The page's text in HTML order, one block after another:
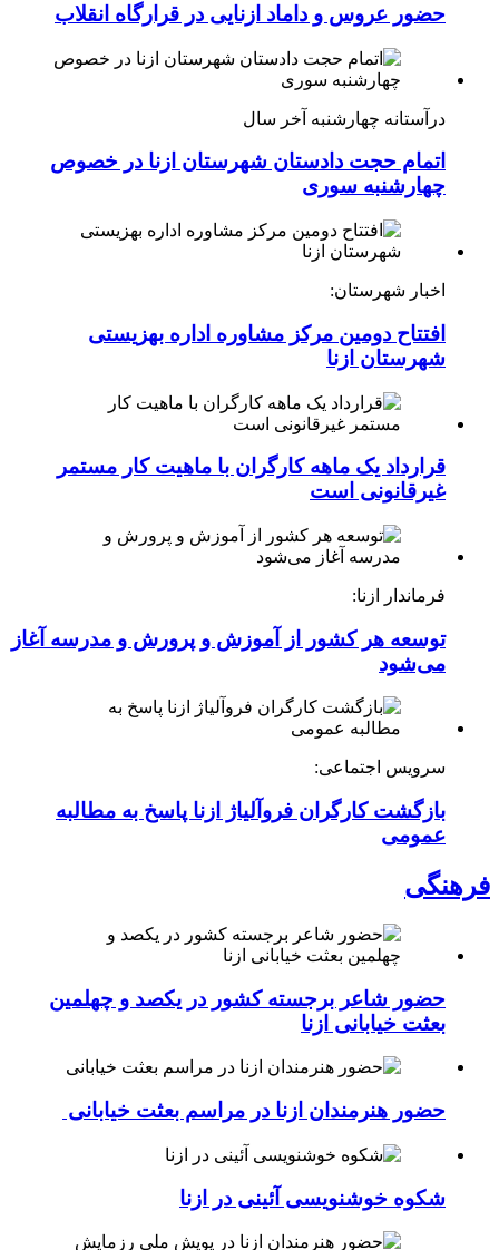
حضور عروس و داماد ازنایی در قرارگاه انقلاب
درآستانه چهارشنبه آخر سال
اتمام حجت دادستان شهرستان ازنا در خصوص
چهارشنبه ‌سوری
اخبار شهرستان:
افتتاح دومین مرکز مشاوره اداره بهزیستی
شهرستان ازنا
قرارداد یک ماهه کارگران با ماهیت کار مستمر
غیرقانونی است
فرماندار ازنا:
توسعه هر کشور از آموزش و پرورش و مدرسه آغاز
می‌شود
سرویس اجتماعی:
بازگشت کارگران فروآلیاژ ازنا پاسخ به مطالبه
عمومی
فرهنگی
حضور شاعر برجسته کشور در یکصد و چهلمین
بعثت خیابانی ازنا
حضور هنرمندان ازنا در مراسم بعثت خیابانی
شکوه خوشنویسی آئینی در ازنا